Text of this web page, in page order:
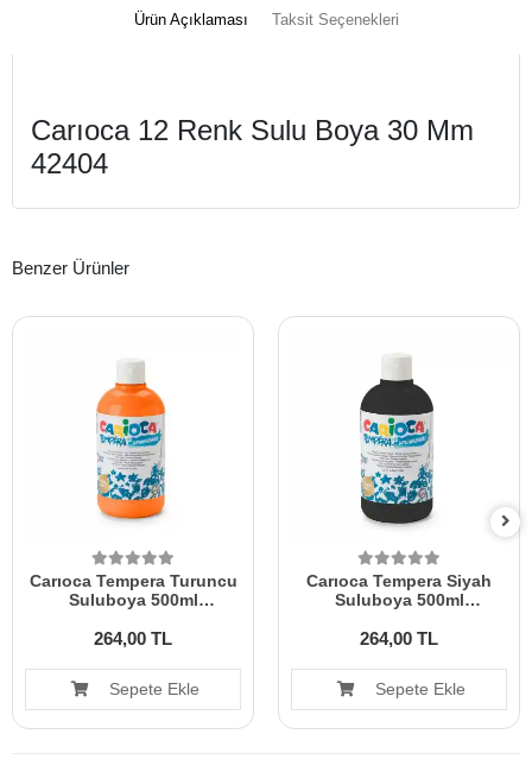
Ürün Açıklaması Taksit Seçenekleri
Carıoca 12 Renk Sulu Boya 30 Mm
42404
Benzer Ürünler
Carıoca Tempera Turuncu
Suluboya 500ml
264,00 TL
Sepete Ekle
Carıoca Tempera Siyah
Suluboya 500ml
264,00 TL
Sepete Ekle